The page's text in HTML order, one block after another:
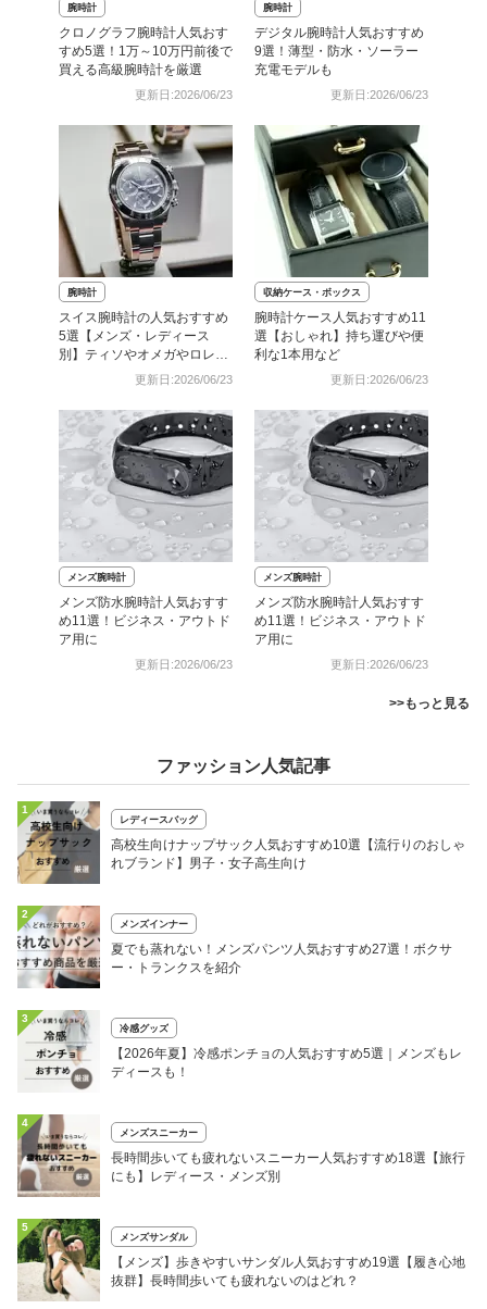
腕時計
クロノグラフ腕時計人気おす
すめ5選！1万～10万円前後で
買える高級腕時計を厳選
更新日:2026/06/23
腕時計
デジタル腕時計人気おすすめ
9選！薄型・防水・ソーラー
充電モデルも
更新日:2026/06/23
腕時計
スイス腕時計の人気おすすめ
5選【メンズ・レディース
別】ティソやオメガやロレッ
更新日:2026/06/23
収納ケース・ボックス
腕時計ケース人気おすすめ11
選【おしゃれ】持ち運びや便
利な1本用など
更新日:2026/06/23
メンズ腕時計
メンズ防水腕時計人気おすす
め11選！ビジネス・アウトド
ア用に
更新日:2026/06/23
メンズ腕時計
メンズ防水腕時計人気おすす
め11選！ビジネス・アウトド
ア用に
更新日:2026/06/23
>>もっと見る
ファッション人気記事
1
レディースバッグ
高校生向けナップサック人気おすすめ10選【流行りのおしゃ
れブランド】男子・女子高生向け
2
メンズインナー
夏でも蒸れない！メンズパンツ人気おすすめ27選！ボクサ
ー・トランクスを紹介
3
冷感グッズ
【2026年夏】冷感ポンチョの人気おすすめ5選｜メンズもレ
ディースも！
4
メンズスニーカー
長時間歩いても疲れないスニーカー人気おすすめ18選【旅行
にも】レディース・メンズ別
5
メンズサンダル
【メンズ】歩きやすいサンダル人気おすすめ19選【履き心地
抜群】長時間歩いても疲れないのはどれ？